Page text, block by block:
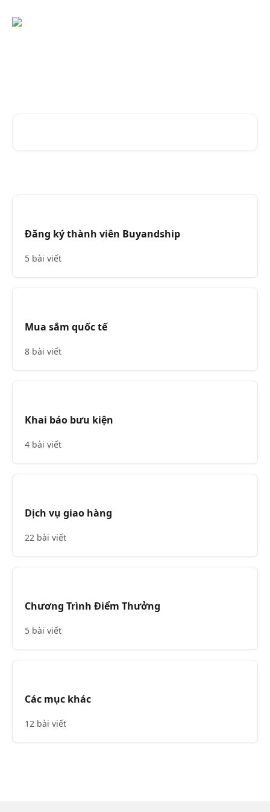
Đăng ký thành viên Buyandship
5 bài viết
Mua sắm quốc tế
8 bài viết
Khai báo bưu kiện
4 bài viết
Dịch vụ giao hàng
22 bài viết
Chương Trình Điểm Thưởng
5 bài viết
Các mục khác
12 bài viết